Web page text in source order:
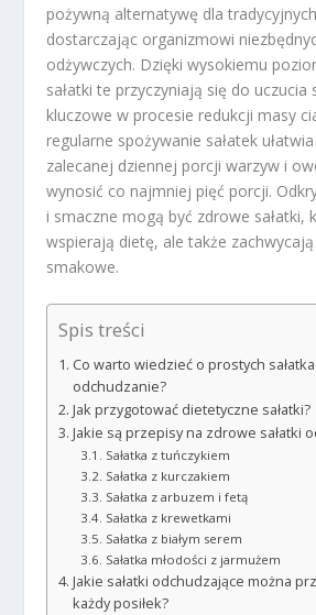
pożywną alternatywę dla
dostarczając organizmowi
odżywczych. Dzięki wysokiemu
sałatki te przyczyniają się do
kluczowe w procesie redukcji masy
regularne spożywanie sałatek
zalecanej dziennej porcji warzyw i
wynosić co najmniej pięć porcji.
i smaczne mogą być zdrowe sałatki,
wspierają dietę, ale także
smakowe.
Spis treści
Co warto wiedzieć o prostych
odchudzanie?
Jak przygotować dietetyczne sałatki?
Jakie są przepisy na zdrowe sałatki
Sałatka z tuńczykiem
Sałatka z kurczakiem
Sałatka z arbuzem i fetą
Sałatka z krewetkami
Sałatka z białym serem
Sałatka młodości z jarmużem
Jakie sałatki odchudzające można
każdy posiłek?